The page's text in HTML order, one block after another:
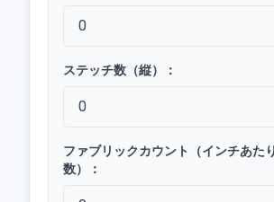
ステッチ数（縦）：
ファブリックカウント（インチあた
数）：